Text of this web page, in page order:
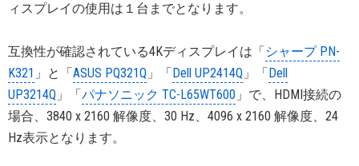
ィスプレイの使用は１台までとなります。
互換性が確認されている4Kディスプレイは「シャープ PN-
K321 」と「ASUS PQ321Q 」「Dell UP2414Q 」「Dell
UP3214Q 」「パナソニック TC-L65WT600 」で、HDMI接続の
場合、3840 x 2160 解像度、30 Hz、4096 x 2160 解像度、24
Hz表示となります。